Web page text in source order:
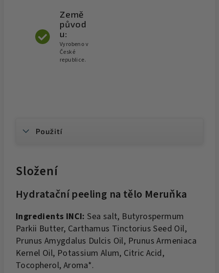
Země
původ
u:
Vyrobeno v
České
republice.
Použití
Složení
Hydratační peeling na tělo Meruňka
Ingredients INCI:Sea salt, Butyrospermum
Parkii Butter, Carthamus Tinctorius Seed Oil,
Prunus Amygdalus Dulcis Oil, Prunus Armeniaca
Kernel Oil, Potassium Alum, Citric Acid,
Tocopherol, Aroma*.